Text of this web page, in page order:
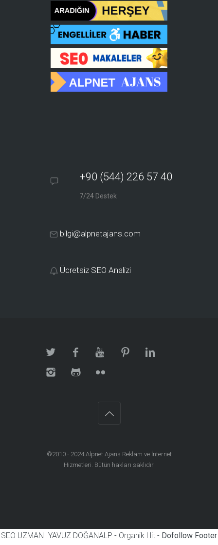
+90 (544) 226 57 40
7/24 Destek
bilgi@alpnetajans.com
Ücretsiz SEO Analizi
©2010 - 2024Alpnet Ajans Reklam ve İnternet
Hizmetleri . Bütün hakları saklıdır.
SEO UZMANI YAVUZ DOĞANALP - Organik Hit - Dofollow Footer